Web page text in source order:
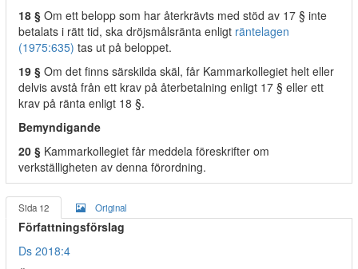
18 § Om ett belopp som har återkrävts med stöd av 17 § inte
betalats i rätt tid, ska dröjsmålsränta enligt räntelagen
(1975:635) tas ut på beloppet.
19 § Om det finns särskilda skäl, får Kammarkollegiet helt eller
delvis avstå från ett krav på återbetalning enligt 17 § eller ett
krav på ränta enligt 18 §.
Bemyndigande
20 § Kammarkollegiet får meddela föreskrifter om
verkställigheten av denna förordning.
Sida 12 Original
Författningsförslag
Ds 2018:4